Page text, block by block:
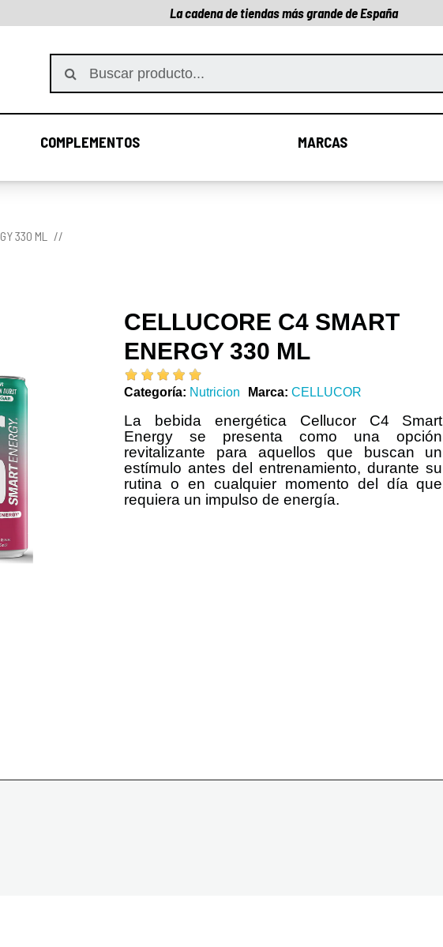
La cadena de tiendas más grande de España
COMPLEMENTOS MARCAS
COMPLEMENTOS MARCAS
330 ML
CELLUCORE C4 SMART
ENERGY 330 ML
Categoría Nutricion Marca CELLUCOR
La bebida energética Cellucor C4 Smart
Energy se presenta como una opción
revitalizante para aquellos que buscan un
estímulo antes del entrenamiento, durante su
rutina o en cualquier momento del día que
requiera un impulso de energía.